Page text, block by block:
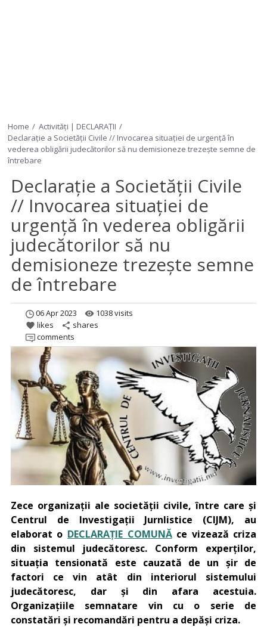
Home
Activități | DECLARAȚII
Declarație a Societății Civile // Invocarea situației de urgență în
vederea obligării judecătorilor să nu demisioneze trezește semne de
întrebare
Declarație a Societății Civile
// Invocarea situației de
urgență în vederea obligării
judecătorilor să nu
demisioneze trezește semne
de întrebare
06 Apr 2023 remove_red_eye 1038 visits
favorite likes share shares
comments
Zece organizații ale societății civile, între care și
Centrul de Investigații Jurnlistice (CIJM), au
elaborat o DECLARAȚIE COMUNĂce vizează criza
din sistemul judecătoresc. Conform experților,
situația tensionată este cauzată de un șir de
factori ce vin atât din interiorul sistemului
judecătoresc, dar și din afara acestuia.
Organizațiile semnatare vin cu o serie de
constatări și recomandări pentru a depăși criza.